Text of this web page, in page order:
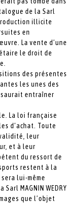
de la Sarl
illicite
en
La vente d’une
le droit de
des présentes
les unes des
entraîner
La loi française
d’achat. Toute
leur
et à leur
du ressort de
restent à la
lui-même
MAGNIN WEDRY
que l’objet